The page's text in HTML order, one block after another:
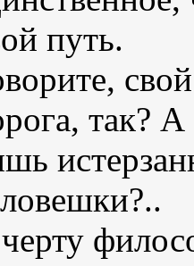
путь.
так? А